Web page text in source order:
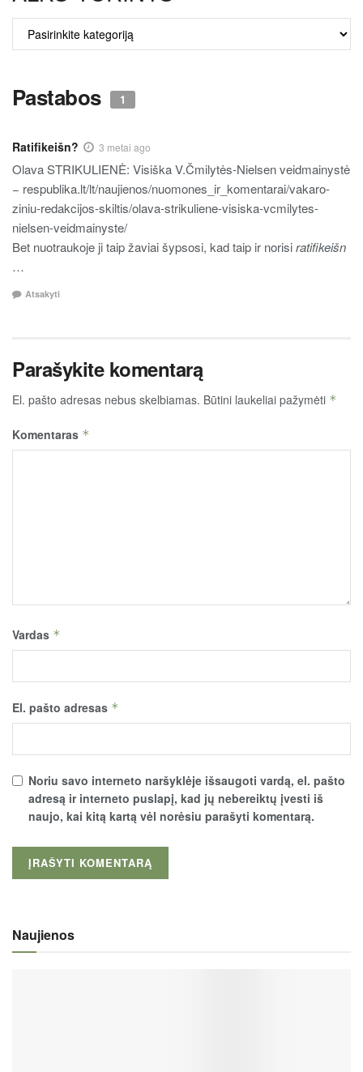
ALKO
TURINYS
Pastabos 1
Ratifikeišn? 3 metai ago
Olava STRIKULIENĖ: Visiška V.Čmilytės-Nielsen veidmainystė
− respublika.lt/lt/naujienos/nuomones_ir_komentarai/vakaro-
ziniu-redakcijos-skiltis/olava-strikuliene-visiska-vcmilytes-
nielsen-veidmainyste/
Bet nuotraukoje ji taip žaviai šypsosi, kad taip ir norisiratifikeišn
…
Atsakyti
Parašykite komentarą
El. pašto adresas nebus skelbiamas. Būtini laukeliai pažymėti *
Komentaras *
Vardas *
El. pašto adresas *
Noriu savo interneto naršyklėje išsaugoti vardą, el. pašto
adresą ir interneto puslapį, kad jų nebereiktų įvesti iš
naujo, kai kitą kartą vėl norėsiu parašyti komentarą.
Naujienos